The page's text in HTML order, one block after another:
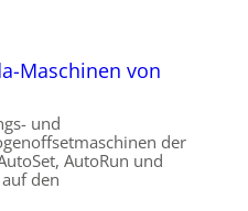
Maschinen von
und
der
AutoRun und
den